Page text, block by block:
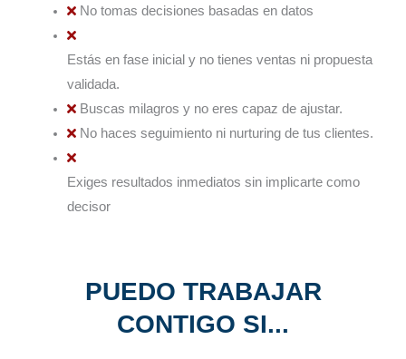
No tomas decisiones basadas en datos
Estás en fase inicial y no tienes ventas ni propuesta
validada.
Buscas milagros y no eres capaz de ajustar.
No haces seguimiento ni nurturing de tus clientes.
Exiges resultados inmediatos sin implicarte como
decisor
PUEDO TRABAJAR
CONTIGO SI...